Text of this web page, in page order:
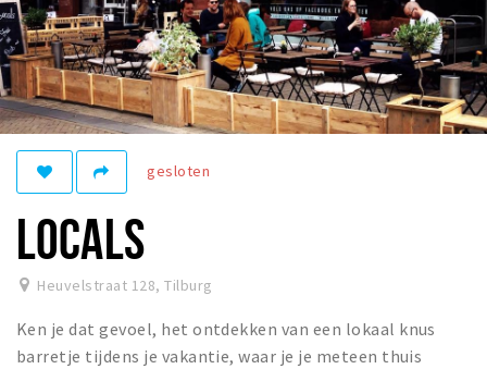
Slapen
Recreatief
Winkels
Winkelgebieden
Parkeren
Bezienswaardigheden
Musea, theaters & podia
Uitjes & activiteiten
Natuurgebieden
gesloten
LOCALS
Heuvelstraat 128,Tilburg
Ken je dat gevoel, het ontdekken van een lokaal knus
barretje tijdens je vakantie, waar je je meteen thuis